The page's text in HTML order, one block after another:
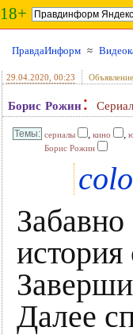
18+
ПравдаИнформ ≈
29.04.2020 , 00:23
Борис Рожин:
сериалы , кино ,
Борис Рожин
Далее